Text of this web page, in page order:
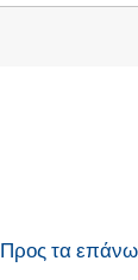
Προς τα επάνω